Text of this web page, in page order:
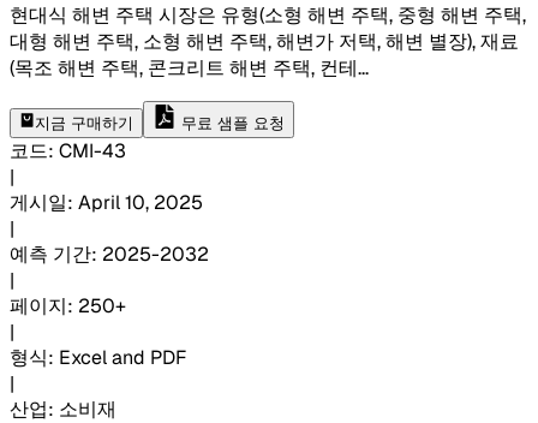
현대식 해변 주택 시장은 유형(소형 해변 주택, 중형 해변 주택,
대형 해변 주택, 소형 해변 주택, 해변가 저택, 해변 별장), 재료
(목조 해변 주택, 콘크리트 해변 주택, 컨테...
지금 구매하기 무료 샘플 요청
코드: CMI-43
|
게시일: April 10, 2025
|
예측 기간: 2025-2032
|
페이지: 250+
|
형식: Excel and PDF
|
산업: 소비재